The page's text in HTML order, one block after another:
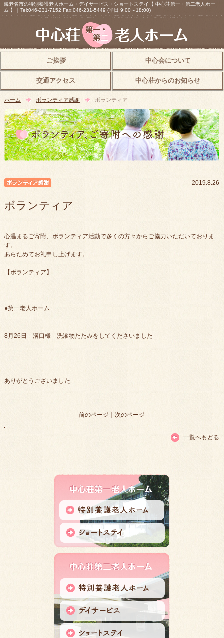
海老名市の特別養護老人ホーム・デイサービス・ショートステイ【 中心荘第一・第二老人ホー
ム 】｜Tel:046-231-7152 Fax:046-231-5449 (平日 9:00～18:00)
ご挨拶 中心会について
交通アクセス 中心荘からのお知らせ
ホーム ボランティア感謝 ボランティア
2019.8.26
ボランティア
心温まるご寄附、ボランティア活動で多くの方々からご協力いただいておりま
す。
あらためてお礼申し上げます。
【ボランティア】
●第一老人ホーム
8月26日 溝口様 洗濯物たたみをしてくださいました
ありがとうございました
前のページ ｜ 次のページ
一覧へもどる